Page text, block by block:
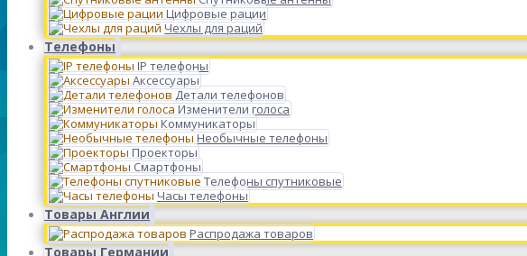
Цифровые рации
Чехлы для раций
Телефоны
IP телефоны
Аксессуары
Детали телефонов
Изменители голоса
Коммуникаторы
Необычные телефоны
Проекторы
Смартфоны
Телефоны спутниковые
Часы телефоны
Товары Англии
Распродажа товаров
Товары Германии